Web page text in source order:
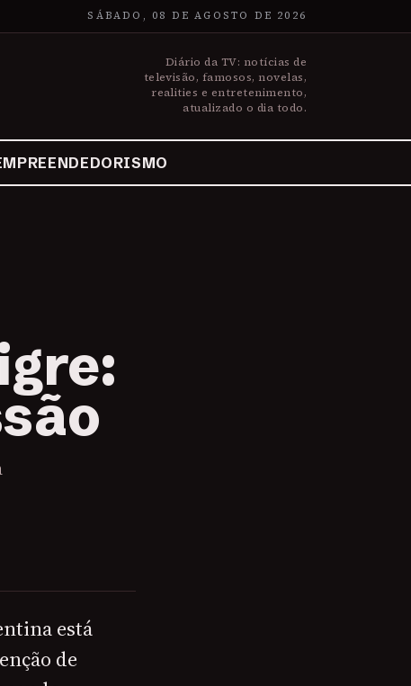
SÁBADO, 08 DE AGOSTO DE 2026
Diário da TV: notícias de
televisão, famosos, novelas,
realities e entretenimento,
atualizado o dia todo.
está
de